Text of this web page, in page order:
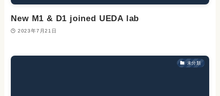
New M1 & D1 joined UEDA lab
2023年7月21日
未分類